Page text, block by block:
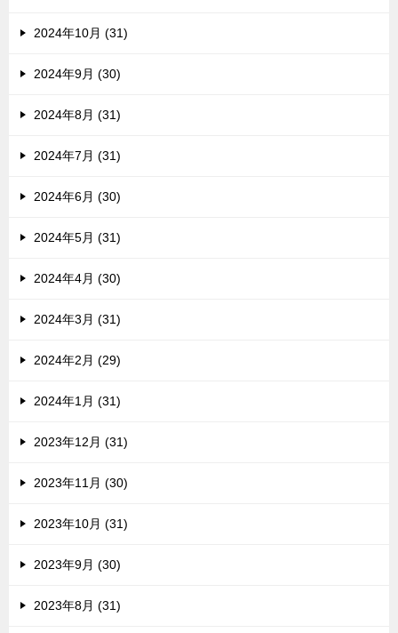
2024年10月 (31)
2024年9月 (30)
2024年8月 (31)
2024年7月 (31)
2024年6月 (30)
2024年5月 (31)
2024年4月 (30)
2024年3月 (31)
2024年2月 (29)
2024年1月 (31)
2023年12月 (31)
2023年11月 (30)
2023年10月 (31)
2023年9月 (30)
2023年8月 (31)